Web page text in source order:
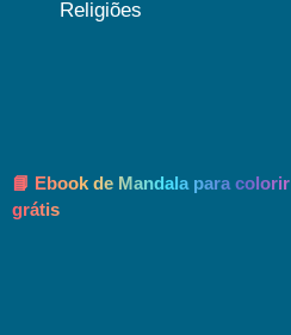
Religiões
📘 Ebook de Mandala para colorir
grátis